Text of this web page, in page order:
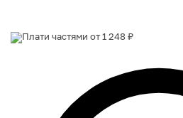
Плати частями от 1 248 ₽